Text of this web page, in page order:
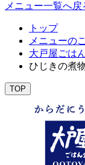
メニュー一覧へ戻
トップ
メニューの
大戸屋ごは
ひじきの煮
TOP